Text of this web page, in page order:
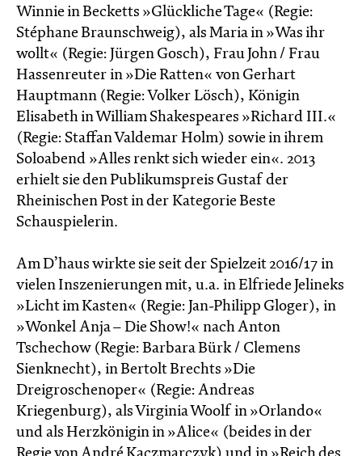
Winnie in Becketts »Glückliche Tage« (Regie:
Stéphane Braunschweig), als Maria in »Was ihr
wollt« (Regie: Jürgen Gosch), Frau John / Frau
Hassenreuter in »Die Ratten« von Gerhart
Hauptmann (Regie: Volker Lösch), Königin
Elisabeth in William Shakespeares »Richard III.«
(Regie: Staffan Valdemar Holm) sowie in ihrem
Soloabend »Alles renkt sich wieder ein«. 2013
erhielt sie den Publikumspreis Gustaf der
Rheinischen Post in der Kategorie Beste
Schauspielerin.
Am D’haus wirkte sie seit der Spielzeit 2016/17 in
vielen Inszenierungen mit, u.a. in Elfriede Jelineks
»Licht im Kasten« (Regie: Jan-Philipp Gloger), in
»Wonkel Anja – Die Show!« nach Anton
Tschechow (Regie: Barbara Bürk / Clemens
Sienknecht), in Bertolt Brechts »Die
Dreigroschenoper« (Regie: Andreas
Kriegenburg), als Virginia Woolf in »Orlando«
und als Herzkönigin in »Alice« (beides in der